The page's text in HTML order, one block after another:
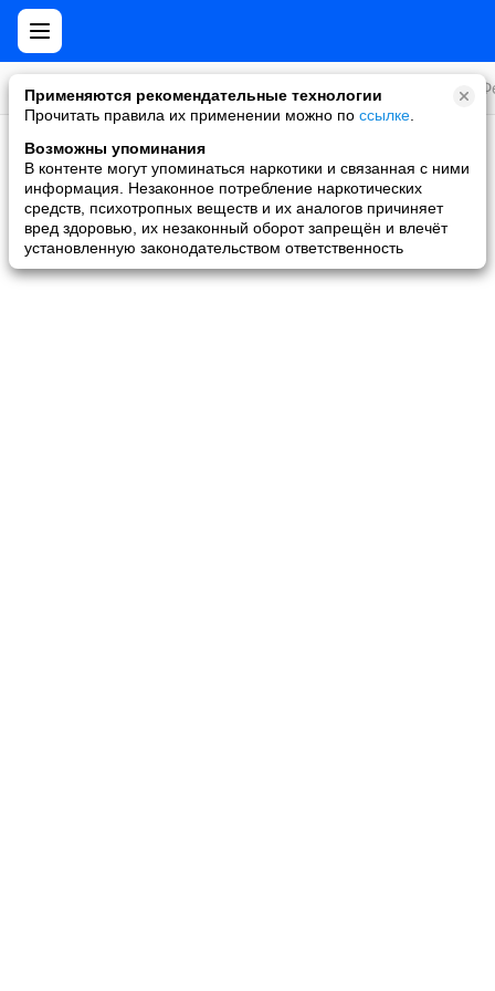
Все игры
Применяются рекомендательные технологии
Прочитать правила их применении можно по ссылке
Возможны упоминания
В контенте могут упоминаться наркотики и связанная с ними
информация. Незаконное потребление наркотических
средств, психотропных веществ и их аналогов причиняет
вред здоровью, их незаконный оборот запрещён и влечёт
установленную законодательством ответственность
Скидки и акции
Ни одной игры не найдено